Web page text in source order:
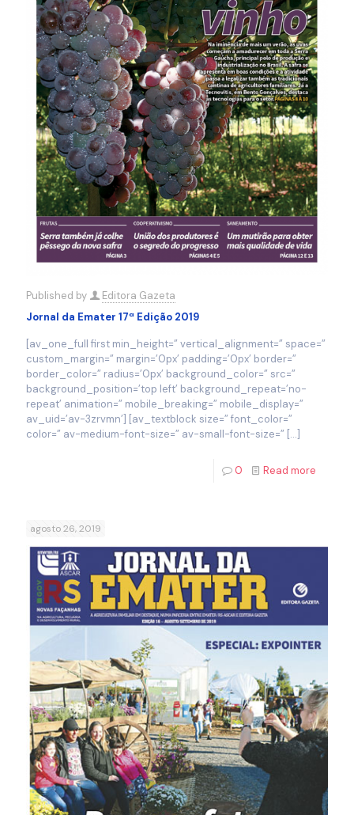
Published by
Editora Gazeta
Jornal da Emater 17ª Edição 2019
[av_one_full first min_height=” vertical_alignment=” space=”
custom_margin=” margin=’0px’ padding=’0px’ border=”
border_color=” radius=’0px’ background_color=” src=”
background_position=’top left’ background_repeat=’no-
repeat’ animation=” mobile_breaking=” mobile_display=”
av_uid=’av-3zrvmn’] [av_textblock size=” font_color=”
color=” av-medium-font-size=” av-small-font-size=” […]
0 Read more
agosto 26, 2019